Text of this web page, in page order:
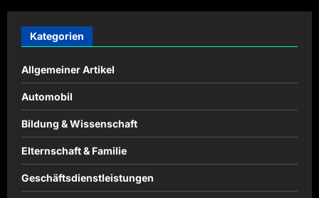
Kategorien
Allgemeiner Artikel
Automobil
Bildung & Wissenschaft
Elternschaft & Familie
Geschäftsdienstleistungen